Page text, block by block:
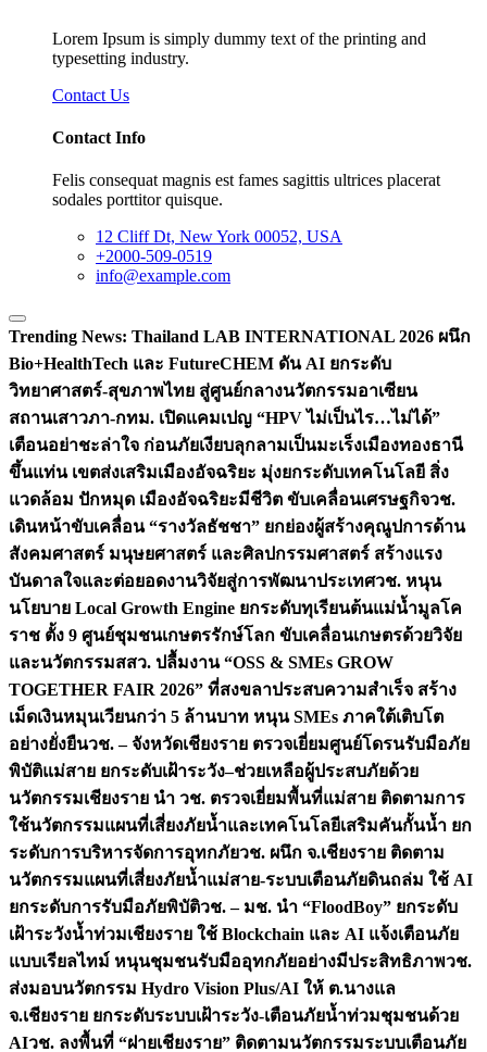
Lorem Ipsum is simply dummy text of the printing and
typesetting industry.
Contact Us
Contact Info
Felis consequat magnis est fames sagittis ultrices placerat
sodales porttitor quisque.
12 Cliff Dt, New York 00052, USA
+2000-509-0519
info@example.com
Trending News: Thailand LAB INTERNATIONAL 2026 ผนึก
Bio+HealthTech และ FutureCHEM ดัน AI ยกระดับ
วิทยาศาสตร์-สุขภาพไทย สู่ศูนย์กลางนวัตกรรมอาเซียน
สถานเสาวภา-กทม. เปิดแคมเปญ “HPV ไม่เป็นไร…ไม่ได้”
เตือนอย่าชะล่าใจ ก่อนภัยเงียบลุกลามเป็นมะเร็งเมืองทองธานี
ขึ้นแท่น เขตส่งเสริมเมืองอัจฉริยะ มุ่งยกระดับเทคโนโลยี สิ่ง
แวดล้อม ปักหมุด เมืองอัจฉริยะมีชีวิต ขับเคลื่อนเศรษฐกิจวช.
เดินหน้าขับเคลื่อน “รางวัลธัชชา” ยกย่องผู้สร้างคุณูปการด้าน
สังคมศาสตร์ มนุษยศาสตร์ และศิลปกรรมศาสตร์ สร้างแรง
บันดาลใจและต่อยอดงานวิจัยสู่การพัฒนาประเทศวช. หนุน
นโยบาย Local Growth Engine ยกระดับทุเรียนต้นแม่น้ำมูลโค
ราช ตั้ง 9 ศูนย์ชุมชนเกษตรรักษ์โลก ขับเคลื่อนเกษตรด้วยวิจัย
และนวัตกรรมสสว. ปลื้มงาน “OSS & SMEs GROW
TOGETHER FAIR 2026” ที่สงขลาประสบความสำเร็จ สร้าง
เม็ดเงินหมุนเวียนกว่า 5 ล้านบาท หนุน SMEs ภาคใต้เติบโต
อย่างยั่งยืนวช. – จังหวัดเชียงราย ตรวจเยี่ยมศูนย์โดรนรับมือภัย
พิบัติแม่สาย ยกระดับเฝ้าระวัง–ช่วยเหลือผู้ประสบภัยด้วย
นวัตกรรมเชียงราย นำ วช. ตรวจเยี่ยมพื้นที่แม่สาย ติดตามการ
ใช้นวัตกรรมแผนที่เสี่ยงภัยน้ำและเทคโนโลยีเสริมคันกั้นน้ำ ยก
ระดับการบริหารจัดการอุทกภัยวช. ผนึก จ.เชียงราย ติดตาม
นวัตกรรมแผนที่เสี่ยงภัยน้ำแม่สาย-ระบบเตือนภัยดินถล่ม ใช้ AI
ยกระดับการรับมือภัยพิบัติวช. – มช. นำ “FloodBoy” ยกระดับ
เฝ้าระวังน้ำท่วมเชียงราย ใช้ Blockchain และ AI แจ้งเตือนภัย
แบบเรียลไทม์ หนุนชุมชนรับมืออุทกภัยอย่างมีประสิทธิภาพวช.
ส่งมอบนวัตกรรม Hydro Vision Plus/AI ให้ ต.นางแล
จ.เชียงราย ยกระดับระบบเฝ้าระวัง-เตือนภัยน้ำท่วมชุมชนด้วย
AIวช. ลงพื้นที่ “ฝายเชียงราย” ติดตามนวัตกรรมระบบเตือนภัย